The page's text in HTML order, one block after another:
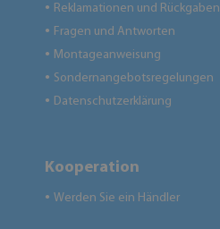
● Reklamationen und Rückgaben
● Fragen und Antworten
● Montageanweisung
● Sondernangebotsregelungen
● Datenschutzerklärung
Kooperation
● Werden Sie ein Händler